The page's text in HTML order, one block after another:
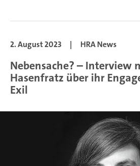
2. August 2023 | HRA News
Nebensache? – Interview
Hasenfratz über ihr
Exil